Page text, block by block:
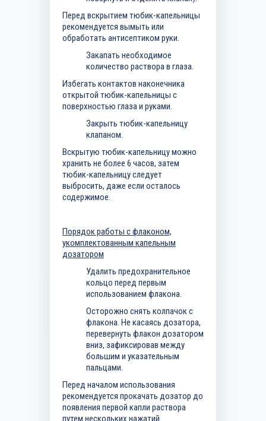
Перед вскрытием тюбик-капельницы
рекомендуется вымыть или
обработать антисептиком руки.
Закапать необходимое
количество раствора в глаза.
Избегать контактов наконечника
открытой тюбик-капельницы с
поверхностью глаза и руками.
Закрыть тюбик-капельницу
клапаном.
Вскрытую тюбик-капельницу можно
хранить не более 6 часов, затем
тюбик-капельницу следует
выбросить, даже если осталось
содержимое.
Порядок работы с флаконом,
укомплектованным капельным
дозатором
Удалить предохранительное
кольцо перед первым
использованием флакона.
Осторожно снять колпачок с
флакона. Не касаясь дозатора,
перевернуть флакон дозатором
вниз, зафиксировав между
большим и указательным
пальцами.
Перед началом использования
рекомендуется прокачать дозатор до
появления первой капли раствора
путем нескольких нажатий